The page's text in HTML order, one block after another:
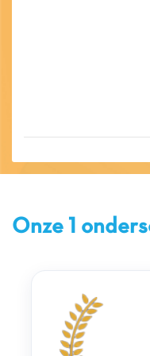
Onze 1